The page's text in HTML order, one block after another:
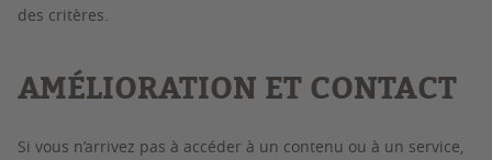
des critères.
AMÉLIORATION ET CONTACT
Si vous n’arrivez pas à accéder à un contenu ou à un service,